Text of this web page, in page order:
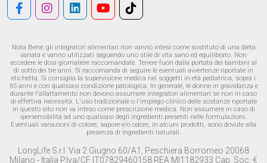
Nota Bene: gli integratori alimentari non vanno intesi come sostituto di una dieta
variata e vanno utilizzati seguendo uno stile di vita sano ed equilibrato. Non
eccedere le dosi giornaliere raccomandate. Tenere fuori dalla portata dei bambini al
di sotto dei tre anni. Si raccomanda di seguire le eventuali avvertenze riportate in
etichetta. Si consiglia la supervisione medica nei soggetti in età pediatrica, sopra i
65 anni e con qualsiasi condizione patologica. In generale, le donne in gravidanza e
durante l'allattamento non devono assumere integratori alimentari se non in caso
di effettiva necessità. L'uso tradizionale o l'impiego clinico delle sostanze riportate
in questo sito non va inteso come prescrizione medica. Non assumere in caso di
ipersensibilità ad uno qualsiasi degli ingredienti presenti nelle formulazioni.
Eventuali variazioni di colore, sapore e/o odore, in alcuni prodotti, sono dovute alla
presenza di ingredienti naturali.
LongLife S.r.l. Via 2 Giugno 60/A1, Peschiera Borromeo 20068
Milano - Italia P.Iva/CF IT07829460158 REA MI1182933 Cap. Soc. €